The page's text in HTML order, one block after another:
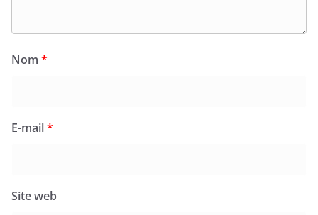
Nom *
E-mail*
Site web